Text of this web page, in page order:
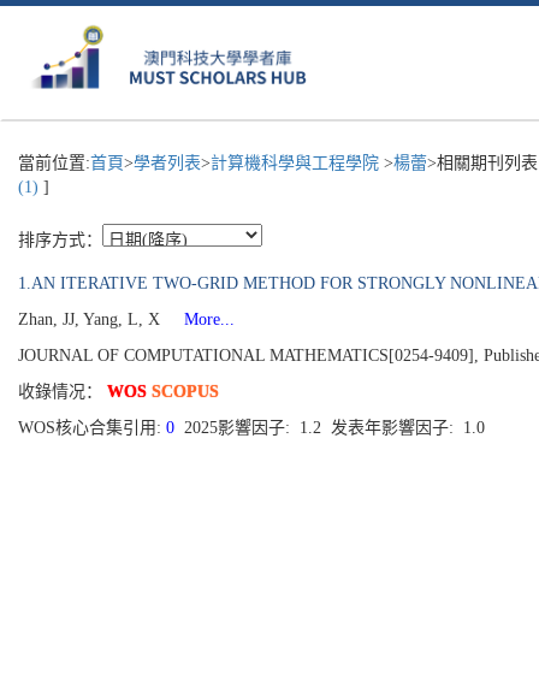
當前位置:首頁>學者列表>計算機科學與工程學院 >楊蕾>相關期刊列
(1) ]
排序方式：
1.AN ITERATIVE TWO-GRID METHOD FOR STRONGLY
Zhan, JJ, Yang, L, X
More...
JOURNAL OF COMPUTATIONAL MATHEMATICS[0254-9409],
收錄情况： WOS SCOPUS
WOS核心合集引用: 0 2025影響因子: 1.2 发表年影響因子: 1.0